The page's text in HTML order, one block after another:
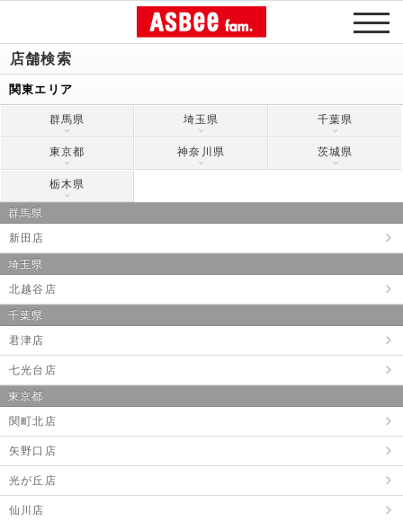
店舗検索
関東エリア
群馬県 埼玉県 千葉県
東京都 神奈川県 茨城県
栃木県
群馬県
新田店
埼玉県
北越谷店
千葉県
君津店
七光台店
東京都
関町北店
矢野口店
光が丘店
仙川店